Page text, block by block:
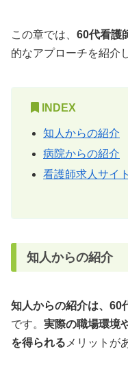
この章では、 60代看護
的なアプローチを紹介
INDEX
知人からの紹介
病院からの紹介
看護師求人サイト
知人からの紹介
知人からの紹介は、60
です。 実際の職場環境
を得られる メリットが